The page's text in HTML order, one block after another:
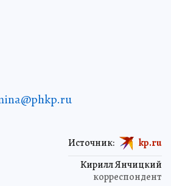
Кирилл Янчицкий
корреспондент
Источник: kp.ru